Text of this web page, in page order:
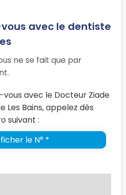
avec le dentiste
ne se fait que par
avec le Docteur Ziade
Les Bains, appelez dès
suivant :
le N° *